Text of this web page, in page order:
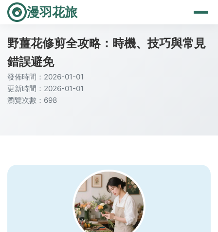
漫羽花旅
野薑花修剪全攻略：時機、技巧與常見
錯誤避免
發佈時間：2026-01-01
更新時間：2026-01-01
瀏覽次數：698